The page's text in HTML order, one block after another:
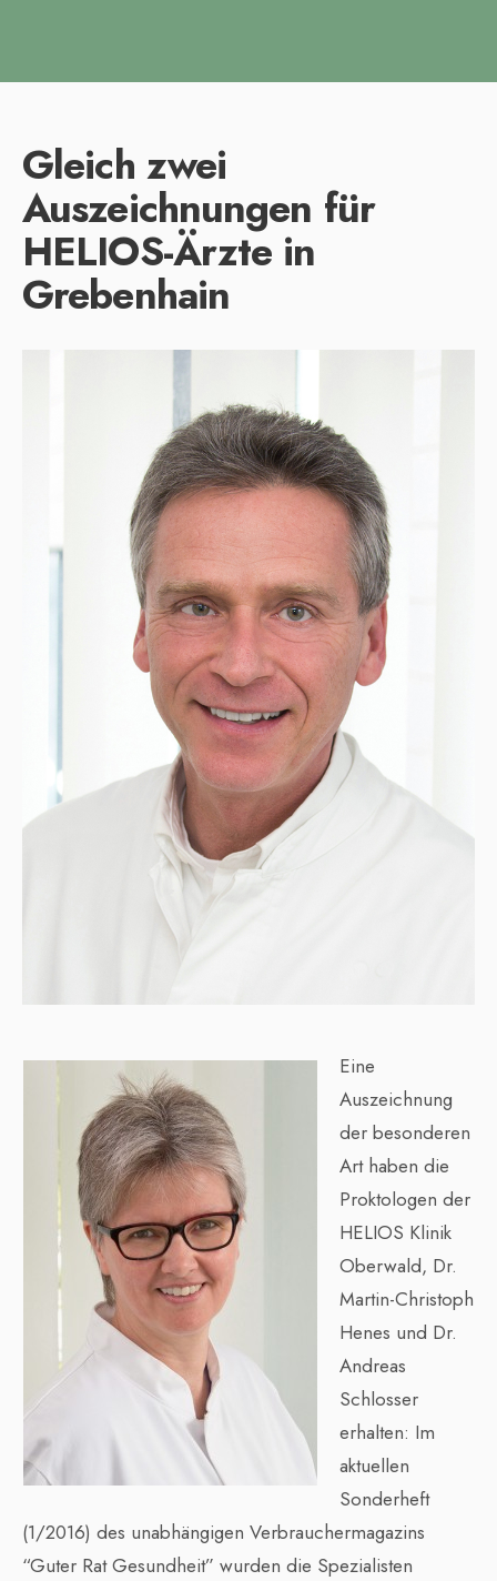
Gleich zwei
Auszeichnungen für
HELIOS-Ärzte in
Grebenhain
Eine
Auszeichnung
der besonderen
Art haben die
Proktologen der
HELIOS Klinik
Oberwald, Dr.
Martin-Christoph
Henes und Dr.
Andreas
Schlosser
erhalten: Im
aktuellen
Sonderheft
(1/2016) des unabhängigen Verbrauchermagazins
“Guter Rat Gesundheit” wurden die Spezialisten